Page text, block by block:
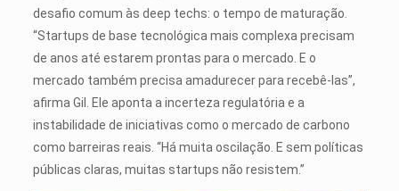
desafio comum às deep techs: o tempo de maturação.
“Startups de base tecnológica mais complexa precisam
de anos até estarem prontas para o mercado. E o
mercado também precisa amadurecer para recebê-las”,
afirma Gil. Ele aponta a incerteza regulatória e a
instabilidade de iniciativas como o mercado de carbono
como barreiras reais. “Há muita oscilação. E sem políticas
públicas claras, muitas startups não resistem.”